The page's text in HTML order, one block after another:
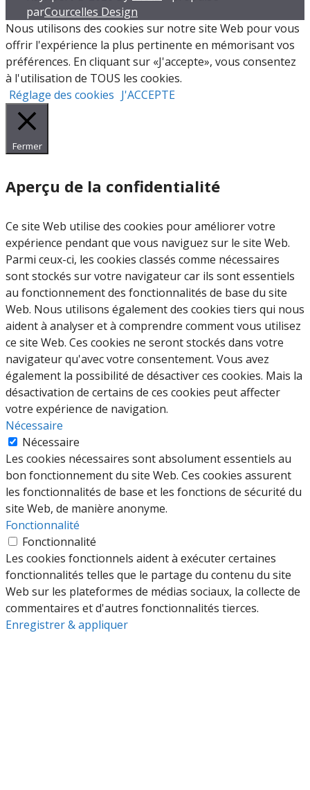
[...]Lire la suite..
cartes d’importance
améliorer les
simulations Monte
implémentée dans
et celle de TRIPOLI-
performance pour
gain supérieur à
par les autres codes
Ces résultats
l’efficacité de notre
innovante et nous
dans le choix de
basé sur la théorie
Cette étude,
positionnement en
de réduction de
de nos outils de
notamment en
et sûreté nucléaire.
parCourcelles Design
Nous utilisons des cookies sur notre site Web pour vous
offrir l'expérience la plus pertinente en mémorisant vos
préférences. En cliquant sur «J'accepte», vous consentez
à l'utilisation de TOUS les cookies.
Réglage des cookies J'ACCEPTE
Fermer
Aperçu de la confidentialité
Ce site Web utilise des cookies pour améliorer votre
expérience pendant que vous naviguez sur le site Web.
Parmi ceux-ci, les cookies classés comme nécessaires
sont stockés sur votre navigateur car ils sont essentiels
au fonctionnement des fonctionnalités de base du site
Web. Nous utilisons également des cookies tiers qui nous
aident à analyser et à comprendre comment vous utilisez
ce site Web. Ces cookies ne seront stockés dans votre
navigateur qu'avec votre consentement. Vous avez
également la possibilité de désactiver ces cookies. Mais la
désactivation de certains de ces cookies peut affecter
votre expérience de navigation.
Nécessaire
Nécessaire
Les cookies nécessaires sont absolument essentiels au
bon fonctionnement du site Web. Ces cookies assurent
les fonctionnalités de base et les fonctions de sécurité du
site Web, de manière anonyme.
Fonctionnalité
Fonctionnalité
Les cookies fonctionnels aident à exécuter certaines
fonctionnalités telles que le partage du contenu du site
Web sur les plateformes de médias sociaux, la collecte de
commentaires et d'autres fonctionnalités tierces.
Enregistrer & appliquer